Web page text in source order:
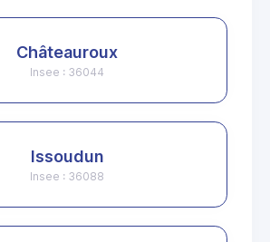
Châteauroux
Insee : 36044
Issoudun
Insee : 36088